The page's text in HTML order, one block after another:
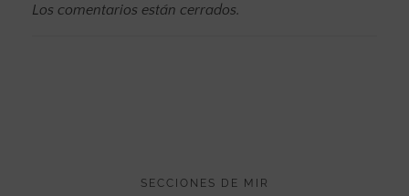
Los comentarios están cerrados.
SECCIONES DE MIR